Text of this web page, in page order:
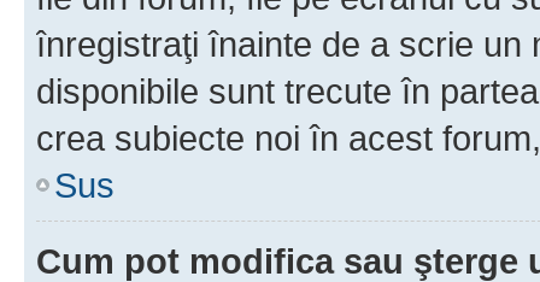
înregistraţi înainte de a scrie un
disponibile sunt trecute în
crea subiecte noi în acest
Sus
Cum pot modifica sau şterge